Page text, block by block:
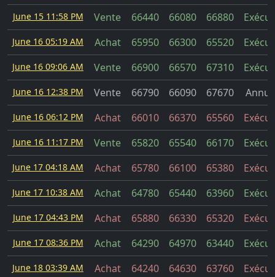
June 15 11:58 PM Vente 66440 66080 66880
June 16 05:19 AM Achat 65950 66300 65520
June 16 09:06 AM Vente 66900 66570 67310
June 16 12:38 PM Vente 66790 66090 67670
June 16 06:12 PM Achat 66010 66370 65560
June 16 11:17 PM Vente 65820 65540 66170
June 17 04:18 AM Achat 65780 66100 65380
June 17 10:38 AM Achat 64780 65440 63960
June 17 04:43 PM Achat 65880 66330 65320
June 17 08:36 PM Achat 64290 64970 63440
June 18 03:39 AM Achat 64240 64630 63760